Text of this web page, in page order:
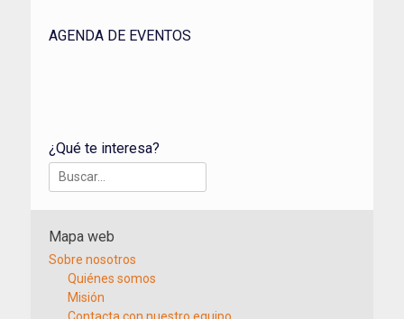
AGENDA DE EVENTOS
¿Qué te interesa?
Buscar:
Mapa web
Sobre nosotros
Quiénes somos
Misión